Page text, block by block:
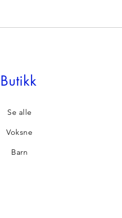
Butikk
Se alle
Voksne
Barn